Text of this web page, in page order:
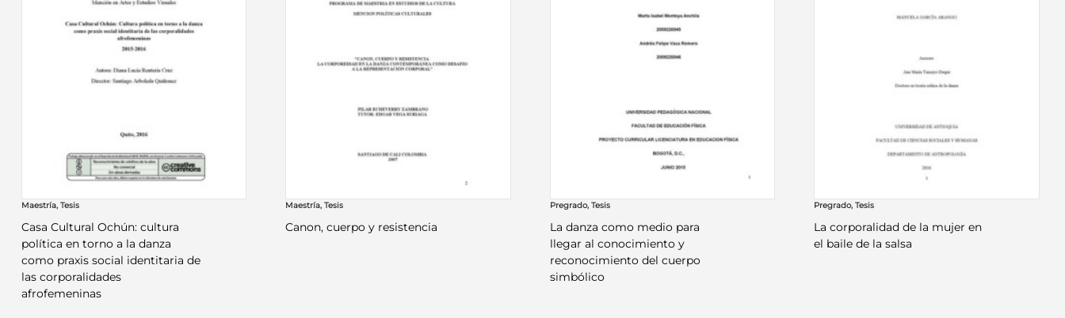
Maestría, Tesis
Casa Cultural Ochún: cultura
política en torno a la danza
como praxis social identitaria de
las corporalidades
afrofemeninas
Maestría,Tesis
Canon, cuerpo y resistencia
Pregrado, Tesis
La danza como medio para
llegar al conocimiento y
reconocimiento del cuerpo
simbólico
Pregrado,Tesis
La corporalidad de la mujer en
el baile de la salsa